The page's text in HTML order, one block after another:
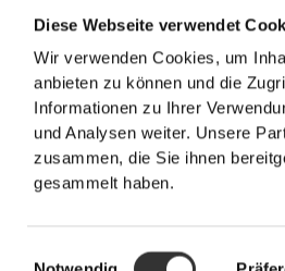
Diese Webseite verwendet
Wir verwenden Cookies, um
anbieten zu können und die
Informationen zu Ihrer
und Analysen weiter. Unsere
zusammen, die Sie ihnen
gesammelt haben.
Einwilligungsauswahl
'PROZIS' ist eine